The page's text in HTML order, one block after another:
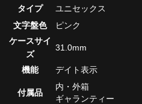
タイプ
ユニセックス
文字盤色
ピンク
ケースサイ
ズ
31.0mm
機能 デイト表示
付属品
内・外箱
ギャランティー